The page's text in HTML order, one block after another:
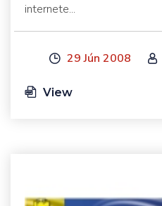
internete...
29 Jún 2008
View